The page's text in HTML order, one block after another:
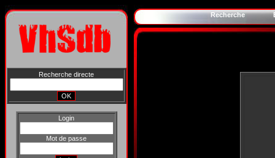
Recherche directe
Login
Mot de passe
Recherche